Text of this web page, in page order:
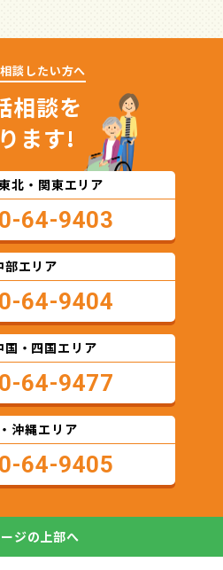
談したい方へ
相談を
ます!
北・関東エリア
64-9403
部エリア
64-9404
国・四国エリア
64-9477
沖縄エリア
64-9405
ジの上部へ